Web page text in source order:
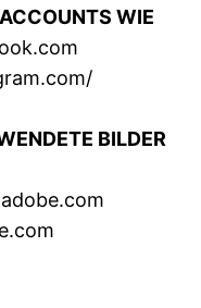
WIE
BILDER